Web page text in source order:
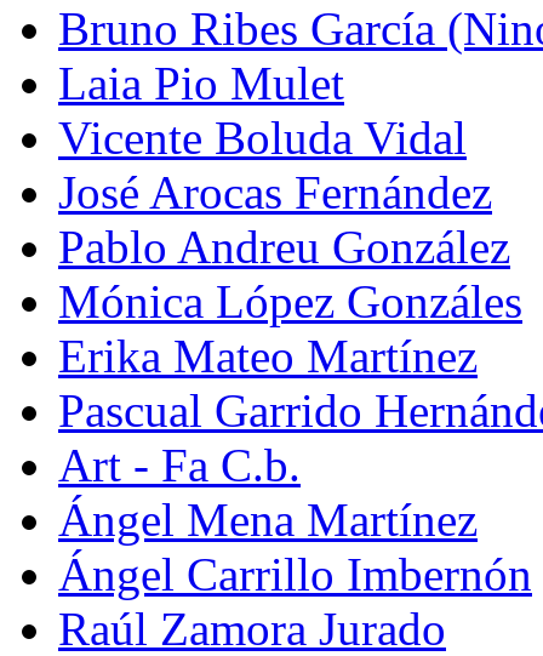
Bruno Ribes García
Laia Pio Mulet
Vicente Boluda Vidal
José Arocas Fernández
Pablo Andreu González
Mónica López Gonzáles
Erika Mateo Martínez
Pascual Garrido
Art - Fa C.b.
Ángel Mena Martínez
Ángel Carrillo Imbernón
Raúl Zamora Jurado